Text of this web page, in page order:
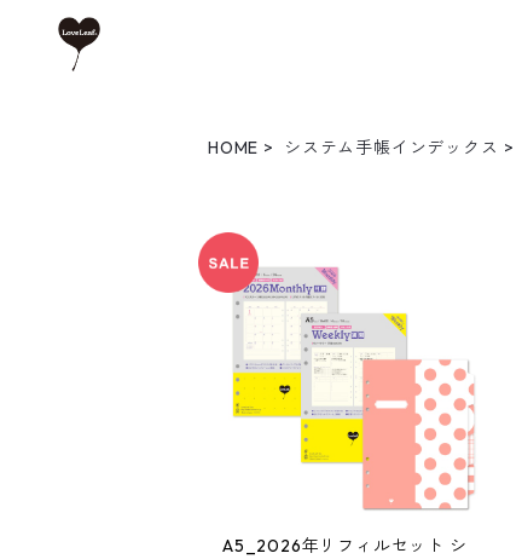
HOME システム手帳インデックス
A5_2026年リフィルセット シ